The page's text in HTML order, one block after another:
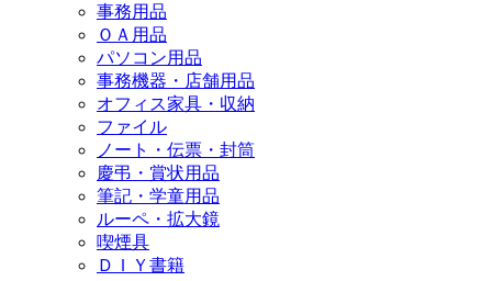
事務用品
ＯＡ用品
パソコン用品
事務機器・店舗用品
オフィス家具・収納
ファイル
ノート・伝票・封筒
慶弔・賞状用品
筆記・学童用品
ルーペ・拡大鏡
喫煙具
ＤＩＹ書籍